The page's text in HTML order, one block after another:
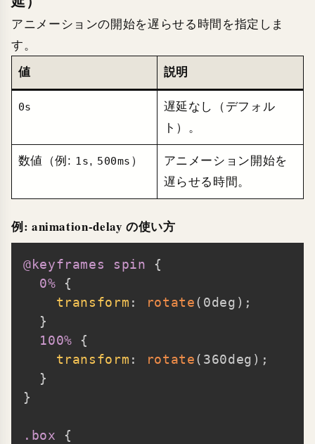
アニメーションの開始を遅らせる時間を指定しま
す。
値 説明
0s
遅延なし（デフォル
ト）。
数値（例: 1s, 500ms ）
アニメーション開始を
遅らせる時間。
例: animation-delay の使い方
@keyframes spin
{
0%
{
transform : rotate( 0deg ) ;
}
100%
{
transform : rotate( 360deg ) ;
}
}
.box
{